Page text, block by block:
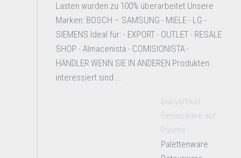
Lasten wurden zu 100% überarbeitet Unsere
Marken: BOSCH – SAMSUNG - MIELE - LG -
SIEMENS Ideal für: - EXPORT - OUTLET - RESALE
SHOP - Almacenista - COMISIONISTA -
HÄNDLER WENN SIE IN ANDEREN Produkten
interessiert sind ...
Babyartikel
Retourware auf
Palette
Palettenware